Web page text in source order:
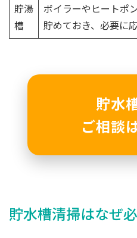
貯湯
槽
ボイラーやヒートポ
貯めておき、必要に
貯水
ご相談
貯水槽清掃はなぜ